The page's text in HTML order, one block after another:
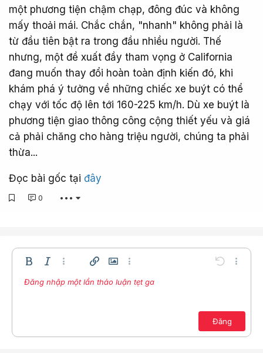
một phương tiện chậm chạp, đông đúc và không
mấy thoải mái. Chắc chắn, "nhanh" không phải là
từ đầu tiên bật ra trong đầu nhiều người. Thế
nhưng, một đề xuất đầy tham vọng ở California
đang muốn thay đổi hoàn toàn định kiến đó, khi
khám phá ý tưởng về những chiếc xe buýt có thể
chạy với tốc độ lên tới 160-225 km/h. Dù xe buýt là
phương tiện giao thông công cộng thiết yếu và giá
cả phải chăng cho hàng triệu người, chúng ta phải
thừa...
Đọc bài gốc tại đây
0 •••
Bold In nghiêngThêm tùy chọn…
Chèn liên kết
Chèn hình ảnh
Thêm tùy chọn… Undo Thêm
Kích thước
9
15
Màu chữPhông chữArial
Georgia
Danh sách
Danh sách có thứ tự
Căn lề
Căn trái
Justify text
Paragraph format
Gạch ngang
CompareMặt cườiTrích dẫn
MediaInsert table
Insert horizontal line
Spoiler
RedoToggle BB code
Xóa định dạng
Bản thảoLưu nháp
Đăng nhập một lần thảo luận tẹt ga
Đăng